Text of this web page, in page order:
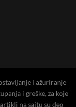
i ažuriranje
i greške, za koje
na sajtu su deo